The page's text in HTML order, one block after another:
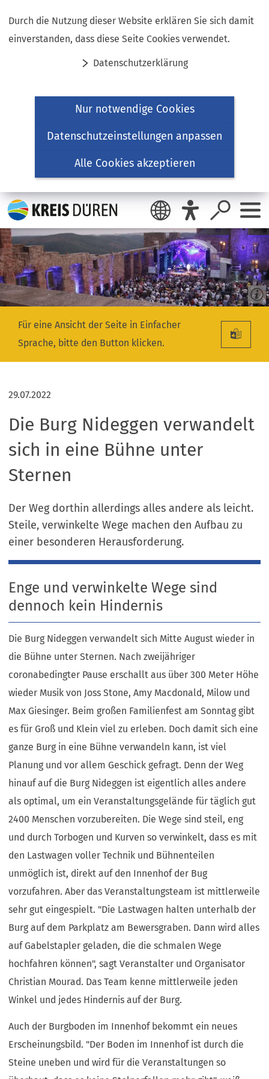
Durch die Nutzung dieser Website erklären Sie sich damit
einverstanden, dass diese Seite Cookies verwendet.
Datenschutzerklärung
Nur notwendige Cookies
Datenschutzeinstellungen anpassen
Alle Cookies akzeptieren
Inhalt anspringen
Für eine Ansicht der Seite in Einfacher
Sprache, bitte den Button klicken.
29.07.2022
Die Burg Nideggen verwandelt
sich in eine Bühne unter
Sternen
Der Weg dorthin allerdings alles andere als leicht.
Steile, verwinkelte Wege machen den Aufbau zu
einer besonderen Herausforderung.
Enge und verwinkelte Wege sind
dennoch kein Hindernis
Die Burg Nideggen verwandelt sich Mitte August wieder in
die Bühne unter Sternen. Nach zweijähriger
coronabedingter Pause erschallt aus über 300 Meter Höhe
wieder Musik von Joss Stone, Amy Macdonald, Milow und
Max Giesinger. Beim großen Familienfest am Sonntag gibt
es für Groß und Klein viel zu erleben. Doch damit sich eine
ganze Burg in eine Bühne verwandeln kann, ist viel
Planung und vor allem Geschick gefragt. Denn der Weg
hinauf auf die Burg Nideggen ist eigentlich alles andere
als optimal, um ein Veranstaltungsgelände für täglich gut
2400 Menschen vorzubereiten. Die Wege sind steil, eng
und durch Torbogen und Kurven so verwinkelt, dass es mit
den Lastwagen voller Technik und Bühnenteilen
unmöglich ist, direkt auf den Innenhof der Bug
vorzufahren. Aber das Veranstaltungsteam ist mittlerweile
sehr gut eingespielt. "Die Lastwagen halten unterhalb der
Burg auf dem Parkplatz am Bewersgraben. Dann wird alles
auf Gabelstapler geladen, die die schmalen Wege
hochfahren können", sagt Veranstalter und Organisator
Christian Mourad. Das Team kenne mittlerweile jeden
Winkel und jedes Hindernis auf der Burg.
Auch der Burgboden im Innenhof bekommt ein neues
Erscheinungsbild. "Der Boden im Innenhof ist durch die
Steine uneben und wird für die Veranstaltungen so